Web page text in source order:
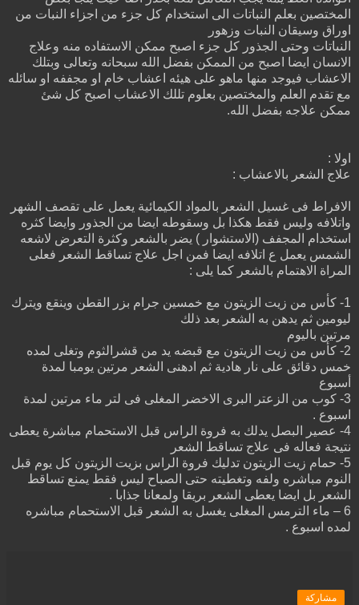
المختصين بعلم النباتات الى استخدام كل جزء من اجزاء النبات من
اوراق وسيقان النبات وزهور
النباتات وحتى الجذور كل جزء اصبح ممكن الاستفاده منه وعلاج
الانسان ايضا اصبح من الممكن بفضل الله سبحانه وتعالى وبتلك
الاعشاب فيوجد منها ماهو على هيئه اعشاب خام او مجففه او سائله
مع تقدم العلم والمختصين بعلوم تللك الاعشاب اصبح كل شئ
ممكن علاجه بفضل الله.
اولا :
علاج الشعر بالاعشاب :
الافراط فى غسيل الشعر بالمواد الكيمائية يعمل على تقصف الشهر
واتلافه وليس فقط هكذا بل وسقوطه ايضا من الجذور وايضا كثره
استخدام المجفف (الاستشوار ) يضر بالشعر وكثرة التعرض لاشعه
الشمس يعمل ع اتلافه ايضا فمن اجل علاج تساقط الشعر فعلى
المراة الاهتمام بالشعر كما يلى :
1- كأس من زيت الزيتون مع خمسين جرام بزر القطن وينقع ويترك
ليومين ثم يدهن به الشعر بعد ذلك
مرتين باليوم
2- كأس من زيت الزيتون مع قبضه يد من قشرالثوم وتغلى لمده
خمس دقائق على نار هادية ثم ادهنى الشعر مرتين يومبا لمدة
أسبوع
3- كوب من الزعتر البرى الاخضر المغلى فى لتر ماء مرتين لمدة
اسبوع .
4- عصير البصل يدلك به فروة الراس قبل الاستحمام مباشرة يعطى
نتيجة فعاله فى علاج تساقط الشعر
5- حمام زيت الزيتون تدليك فروة الراس بزيت الزيتون كل يوم قبل
النوم مباشره ولفه وتغطيته حتى الصباح ليس فقط يمنع تساقط
الشعر بل ايضا يعطى الشعر بريقا ولمعانا جذابا .
6 – ماء الترمس المغلى يغسل به الشعر قبل الاستحمام مباشره
لمده اسبوع .
مشاركة